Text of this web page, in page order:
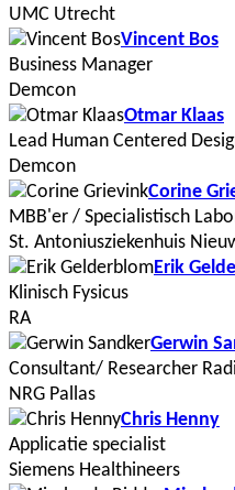
UMC Utrecht
Vincent Bos
Business Manager
Demcon
Otmar Klaas
Lead Human Centered
Demcon
Corine
MBB'er / Specialistisch
St. Antoniusziekenhuis
Erik
Klinisch Fysicus
RA
Gerwin
Consultant/ Researcher
NRG Pallas
Chris Henny
Applicatie specialist
Siemens Healthineers